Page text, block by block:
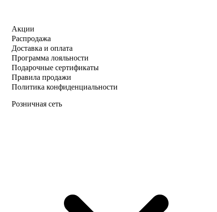
Акции
Распродажа
Доставка и оплата
Программа лояльности
Подарочные сертификаты
Правила продажи
Политика конфиденциальности
Розничная сеть